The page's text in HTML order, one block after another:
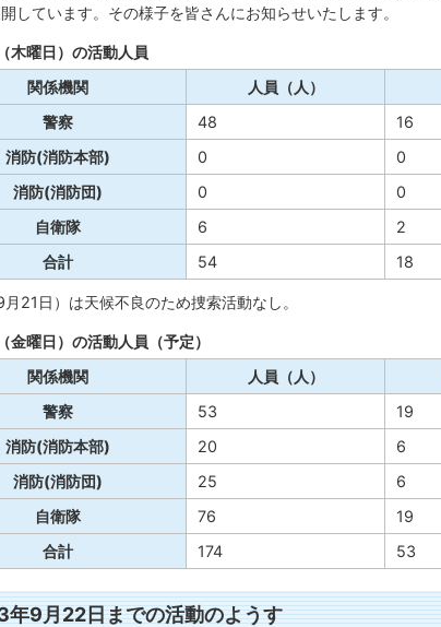
しています。その様子を皆さんにお知らせいたします。
木曜日）の活動人員
関係機関
人員（人）
警察
48
16
消防(消防本部)
0
0
消防(消防団)
0
0
自衛隊
6
2
合計
54 18
21日）は天候不良のため捜索活動なし。
金曜日）の活動人員（予定）
関係機関
人員（人）
警察
53
19
消防(消防本部)
20
6
消防(消防団)
25
6
自衛隊
76
19
合計
174 53
年9月22日までの活動のようす